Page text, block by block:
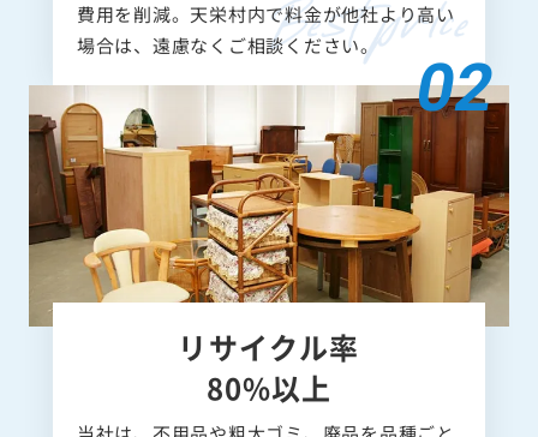
費用を削減。天栄村内で料金が他社より高い
場合は、遠慮なくご相談ください。
リサイクル率
80%以上